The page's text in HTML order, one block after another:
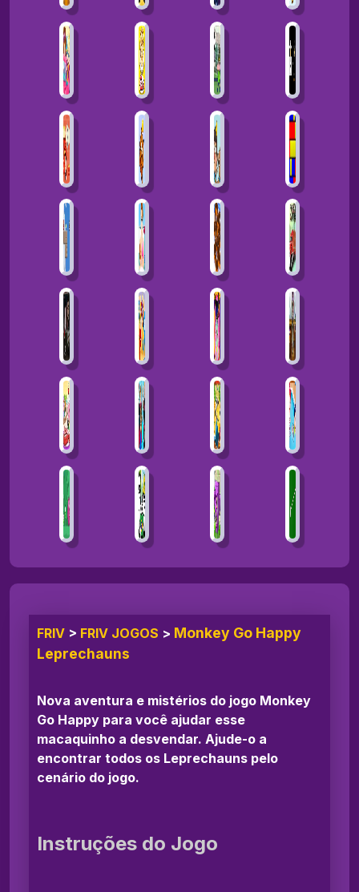
FRIV > FRIV JOGOS > Monkey Go Happy
Leprechauns
Nova aventura e mistérios do jogo Monkey
Go Happy para você ajudar esse
macaquinho a desvendar. Ajude-o a
encontrar todos os Leprechauns pelo
cenário do jogo.
Instruções do Jogo